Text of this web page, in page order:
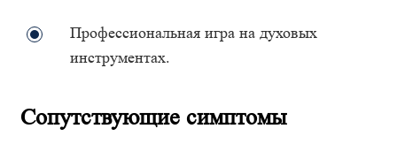
Профессиональная игра на духовых
инструментах.
Сопутствующие симптомы